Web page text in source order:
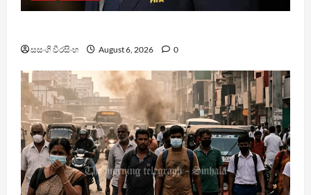
සසංගි වීරසිංහ August 6, 2026 0